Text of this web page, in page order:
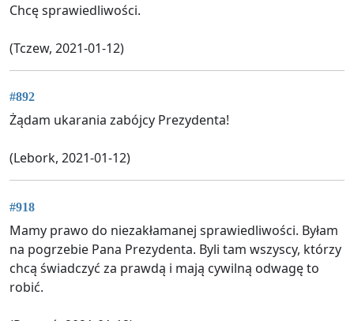
Chcę sprawiedliwości.
(Tczew, 2021-01-12)
#892
Żądam ukarania zabójcy Prezydenta!
(Lebork, 2021-01-12)
#918
Mamy prawo do niezakłamanej sprawiedliwości. Byłam
na pogrzebie Pana Prezydenta. Byli tam wszyscy, którzy
chcą świadczyć za prawdą i mają cywilną odwagę to
robić.